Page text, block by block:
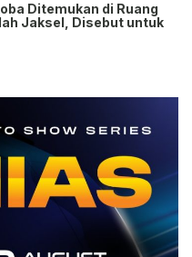
Ditemukan di Ruang
Jaksel, Disebut untuk